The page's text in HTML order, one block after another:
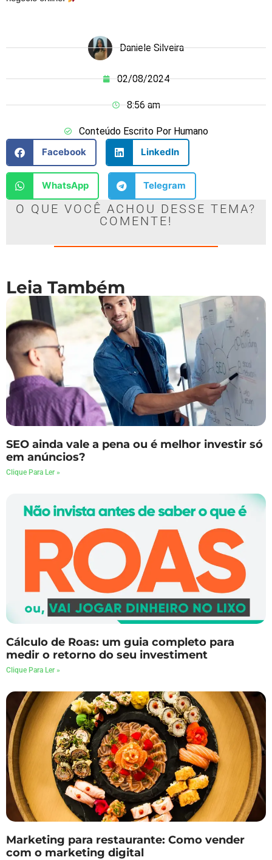
Daniele Silveira
02/08/2024
8:56 am
Conteúdo Escrito Por Humano
Facebook
LinkedIn
WhatsApp Telegram
O QUE VOCÊ ACHOU DESSE TEMA?
COMENTE!
SEO ainda vale a pena ou é melhor investir só
em anúncios?
Clique Para Ler »
Cálculo de Roas: um guia completo para
medir o retorno do seu investiment
Clique Para Ler »
Marketing para restaurante: Como vender
com o marketing digital
Leia Também